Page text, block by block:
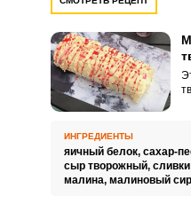
ИНГРЕДИЕНТЫ
яичный белок, сахар-
сыр творожный,
малина, малиновый